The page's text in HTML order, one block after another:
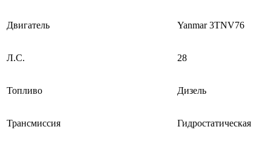
Двигатель Yanmar 3TNV76
Л.С. 28
Топливо Дизель
Трансмиссия Гидростатическая